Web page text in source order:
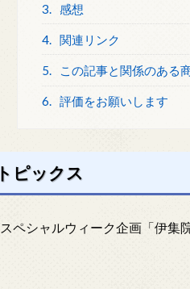
3. 感想
4. 関連リンク
5. この記事と関係のある
6. 評価をお願いします
トピックス
スペシャルウィーク企画「伊集